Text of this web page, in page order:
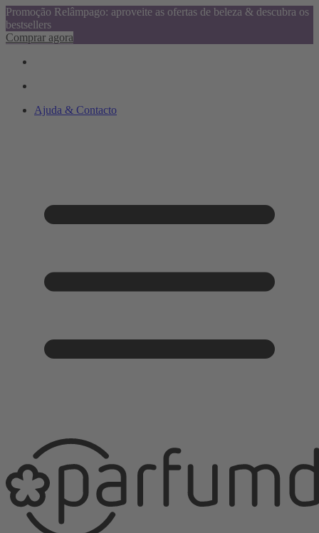
Promoção Relâmpago: aproveite as ofertas de beleza & descubra os
bestsellers
Comprar agora
Ajuda & Contacto